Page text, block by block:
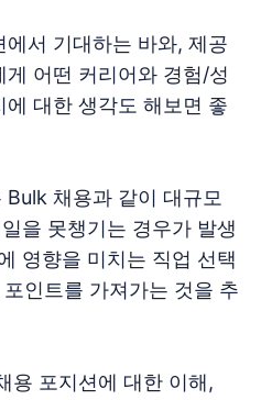
에서 기대하는 바와, 제공
어떤 커리어와 경험/성
대한 생각도 해보면 좋
채용과 같이 대규모
을 못챙기는 경우가 발생
영향을 미치는 직업 선택
인트를 가져가는 것을 추
용 포지션에 대한 이해,